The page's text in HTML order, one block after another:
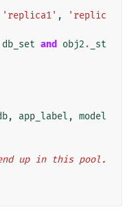
'replica1' ,
'replic
db_set and obj2 .
_st
, app_label , model
end up in this pool.